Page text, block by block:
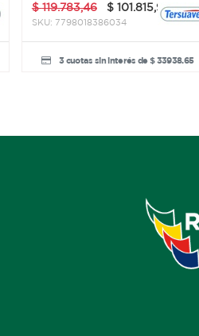
$119.783,46 $ 101.815,94
SKU: 7798018386034
3 cuotas sin interés de $ 33938.65